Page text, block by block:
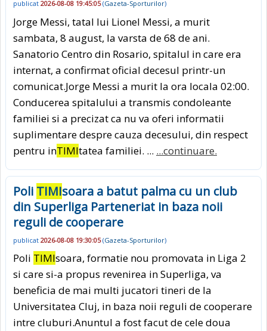
publicat 2026-08-08 19:45:05(Gazeta-Sporturilor)
Jorge Messi, tatal lui Lionel Messi, a murit
sambata, 8 august, la varsta de 68 de ani.
Sanatorio Centro din Rosario, spitalul in care era
internat, a confirmat oficial decesul printr-un
comunicat.Jorge Messi a murit la ora locala 02:00.
Conducerea spitalului a transmis condoleante
familiei si a precizat ca nu va oferi informatii
suplimentare despre cauza decesului, din respect
pentru inTIMItatea familiei. ... ...continuare.
Poli TIMIsoara a batut palma cu un club
din Superliga Parteneriat in baza noii
reguli de cooperare
publicat 2026-08-08 19:30:05(Gazeta-Sporturilor)
Poli TIMIsoara, formatie nou promovata in Liga 2
si care si-a propus revenirea in Superliga, va
beneficia de mai multi jucatori tineri de la
Universitatea Cluj, in baza noii reguli de cooperare
intre cluburi.Anuntul a fost facut de cele doua